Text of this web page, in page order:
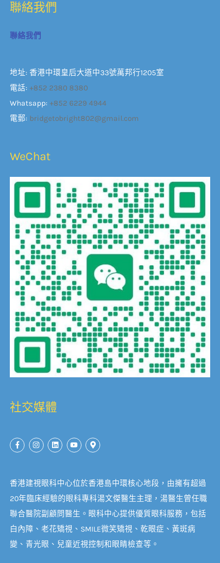
聯絡我們
聯絡我們
地址: 香港中環皇后大道中33號萬邦行1205室
電話: +852 2380 8380
Whatsapp: +852 6229 4944
電郵: bridgetobright802@gmail.com
WeChat
社交媒體
香港建視眼科中心位於香港島中環核心地段，由擁有超過
20年臨床經驗的眼科專科湯文傑醫生主理，湯醫生曾任職
聯合醫院副顧問醫生。眼科中心提供優質眼科服務，包括
白內障、老花矯視、SMILE微笑矯視、乾眼症、黃斑病
變、青光眼、兒童近視控制和眼睛檢查等。